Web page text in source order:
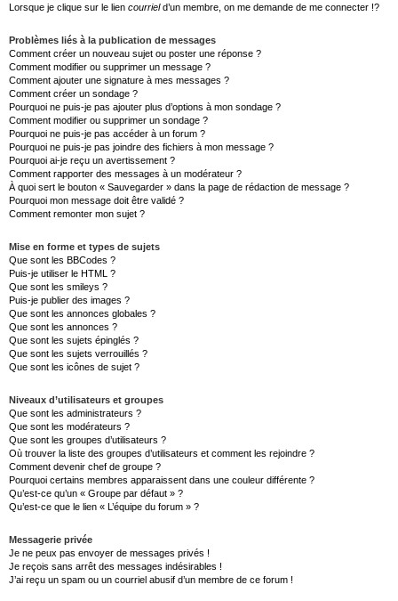
Lorsque je clique sur le lien courrield’un membre, on me demande de me connecter !?
Problèmes liés à la publication de messages
Comment créer un nouveau sujet ou poster une réponse ?
Comment modifier ou supprimer un message ?
Comment ajouter une signature à mes messages ?
Comment créer un sondage ?
Pourquoi ne puis-je pas ajouter plus d’options à mon sondage ?
Comment modifier ou supprimer un sondage ?
Pourquoi ne puis-je pas accéder à un forum ?
Pourquoi ne puis-je pas joindre des fichiers à mon message ?
Pourquoi ai-je reçu un avertissement ?
Comment rapporter des messages à un modérateur ?
À quoi sert le bouton « Sauvegarder » dans la page de rédaction de message ?
Pourquoi mon message doit être validé ?
Comment remonter mon sujet ?
Mise en forme et types de sujets
Que sont les BBCodes ?
Puis-je utiliser le HTML ?
Que sont les smileys ?
Puis-je publier des images ?
Que sont les annonces globales ?
Que sont les annonces ?
Que sont les sujets épinglés ?
Que sont les sujets verrouillés ?
Que sont les icônes de sujet ?
Niveaux d’utilisateurs et groupes
Que sont les administrateurs ?
Que sont les modérateurs ?
Que sont les groupes d’utilisateurs ?
Où trouver la liste des groupes d’utilisateurs et comment les rejoindre ?
Comment devenir chef de groupe ?
Pourquoi certains membres apparaissent dans une couleur différente ?
Qu’est-ce qu’un « Groupe par défaut » ?
Qu’est-ce que le lien « L’équipe du forum » ?
Messagerie privée
Je ne peux pas envoyer de messages privés !
Je reçois sans arrêt des messages indésirables !
J’ai reçu un spam ou un courriel abusif d’un membre de ce forum !